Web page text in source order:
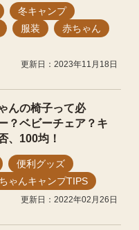
冬キャンプ
服装
赤ちゃん
更新日：2023年11月18日
んの椅子って必
ベビーチェア？キ
、100均！
便利グッズ
ゃんキャンプTIPS
更新日：2022年02月26日